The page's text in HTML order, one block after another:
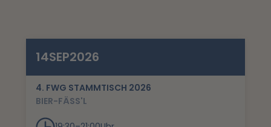
14SEP2026
4. FWG STAMMTISCH 2026
BIER-FÄSS'L